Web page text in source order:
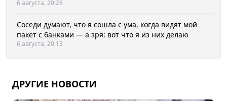
6 августа, 20:28
Соседи думают, что я сошла с ума, когда видят мой
пакет с банками — а зря: вот что я из них делаю
6 августа, 20:13
ДРУГИЕ НОВОСТИ